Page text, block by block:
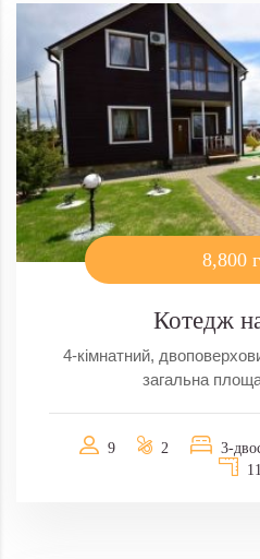
8,800
Котедж
4-кімнатний,
загальна
9 2
3-